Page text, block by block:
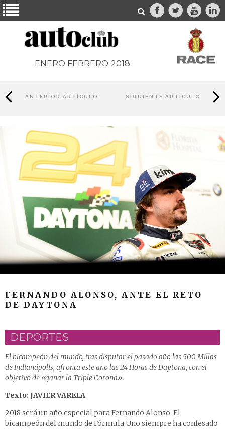
ENERO FEBRERO 2018
ANTERIOR ARTÍCULO SIGUIENTE ARTÍCULO
FERNANDO ALONSO, ANTE EL RETO
DE DAYTONA
DEPORTES
El bicampeón del mundo, tras disputar el pasado año las 500 Millas
de Indianápolis, afronta este año las 24 Horas de Daytona, con el
objetivo de «ganar la Triple Corona».
Texto: JAVIER VARELA
2018 será un año especial para Fernando Alonso. El
bicampeón del mundo de Fórmula Uno siempre ha confesado